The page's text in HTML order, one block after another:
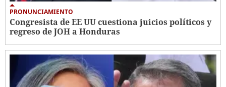
PRONUNCIAMIENTO
Congresista de EE UU cuestiona juicios políticos y
regreso de JOH a Honduras